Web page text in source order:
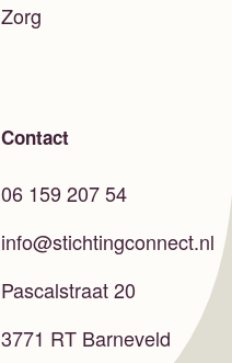
Zorg
Contact
06 159 207 54
info@stichtingconnect.nl
Pascalstraat 20
3771 RT Barneveld